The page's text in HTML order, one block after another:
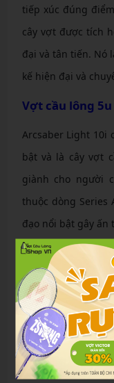
tiếp xúc đúng
cây vợt được tích
đại và tân tiến. Nó
kế hiện đại và
Vợt cầu lông
Arcsaber Light 10i
bật và là cây vợt
giành cho người
thuộc dòng Series
đạo nổi bật gây
Yonex mang đến
vợt có trọng
công nghệ tiên
cầu của người
cây vợt có giá
quá cứng có độ